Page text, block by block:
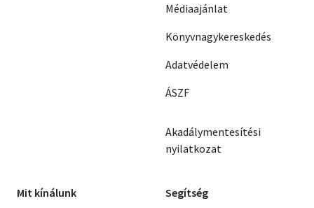
Médiaajánlat
Könyvnagykereskedés
Adatvédelem
ÁSZF
Akadálymentesítési
nyilatkozat
Mit kínálunk Segítség